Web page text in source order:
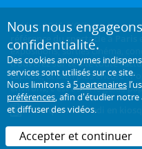
Créé en 1946, L'Officiel des
référence du spectacle à Paris
expositions, sorties cinéma,
trouverez sur ce site toute
capitale, et bien plus encore !
environs, c'est aussi le guide
Chaque mercredi en
Nous nous
confidentialité.
Des cookies anonymes
services sont utilisés sur ce site.
Nous limitons à5 partenaires
préférences, afin d'étudier notre
et diffuser des vidéos.
Accepter et continuer